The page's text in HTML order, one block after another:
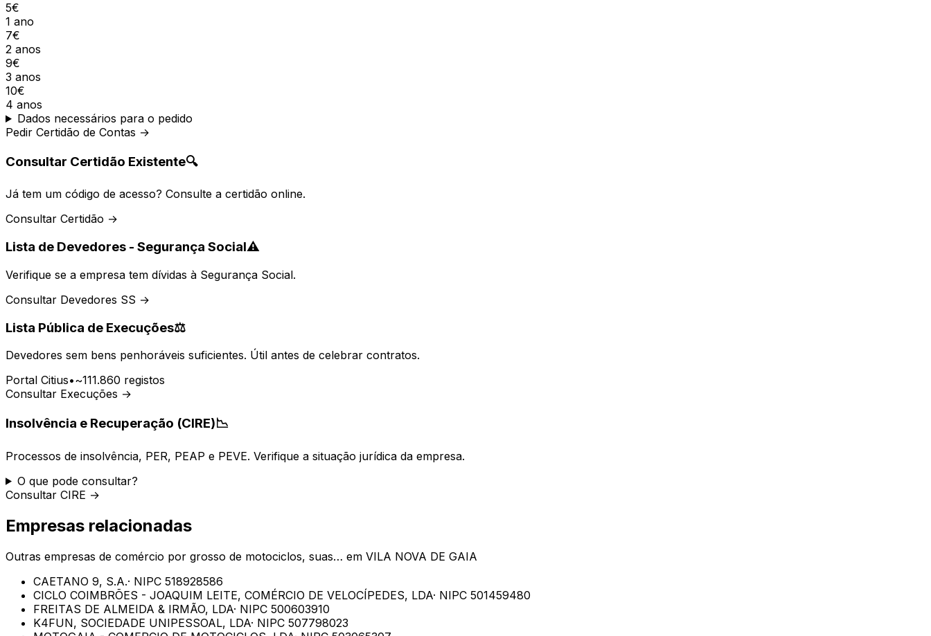
5€
1 ano
7€
2 anos
9€
3 anos
10€
4 anos
Dados necessários para o pedido
Pedir Certidão de Contas →
Consultar Certidão Existente🔍
Já tem um código de acesso? Consulte a certidão online.
Consultar Certidão →
Lista de Devedores - Segurança Social⚠️
Verifique se a empresa tem dívidas à Segurança Social.
Consultar Devedores SS →
Lista Pública de Execuções⚖️
Devedores sem bens penhoráveis suficientes. Útil antes de celebrar contratos.
Portal Citius•~111.860 registos
Consultar Execuções →
Insolvência e Recuperação (CIRE)📉
Processos de insolvência, PER, PEAP e PEVE. Verifique a situação jurídica da empresa.
O que pode consultar?
Consultar CIRE →
Empresas relacionadas
Outras empresas de comércio por grosso de motociclos, suas… em VILA NOVA DE GAIA
CAETANO 9, S.A.· NIPC 518928586
CICLO COIMBRÕES - JOAQUIM LEITE, COMÉRCIO DE VELOCÍPEDES, LDA· NIPC 501459480
FREITAS DE ALMEIDA & IRMÃO, LDA· NIPC 500603910
K4FUN, SOCIEDADE UNIPESSOAL, LDA· NIPC 507798023